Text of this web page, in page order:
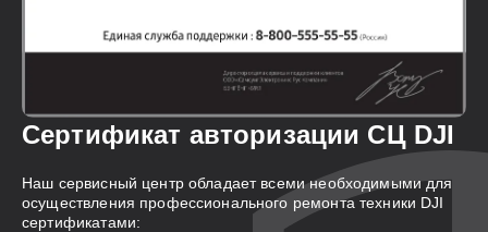
Сертификат авторизации СЦ DJI
Наш сервисный центр обладает всеми необходимыми для
осуществления профессионального ремонта техники DJI
сертификатами: